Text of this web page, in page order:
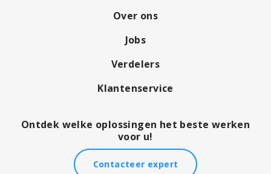
Over ons
Jobs
Verdelers
Klantenservice
Ontdek welke oplossingen het beste werken
voor u!
Contacteer expert